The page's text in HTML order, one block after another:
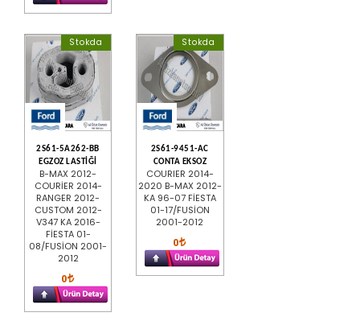
Stokda
2S61-5A262-BB
EGZOZ LASTİĞİ
B-MAX 2012-
COURİER 2014-
RANGER 2012-
CUSTOM 2012-
V347 KA 2016-
FİESTA 01-
08/FUSİON 2001-
2012
0
Stokda
2S61-9451-AC
CONTA EKSOZ
COURIER 2014-
2020 B-MAX 2012-
KA 96-07 FİESTA
01-17/FUSİON
2001-2012
0